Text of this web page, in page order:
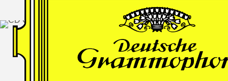
AUS
JEDERMANN
GESÄNGE
DES